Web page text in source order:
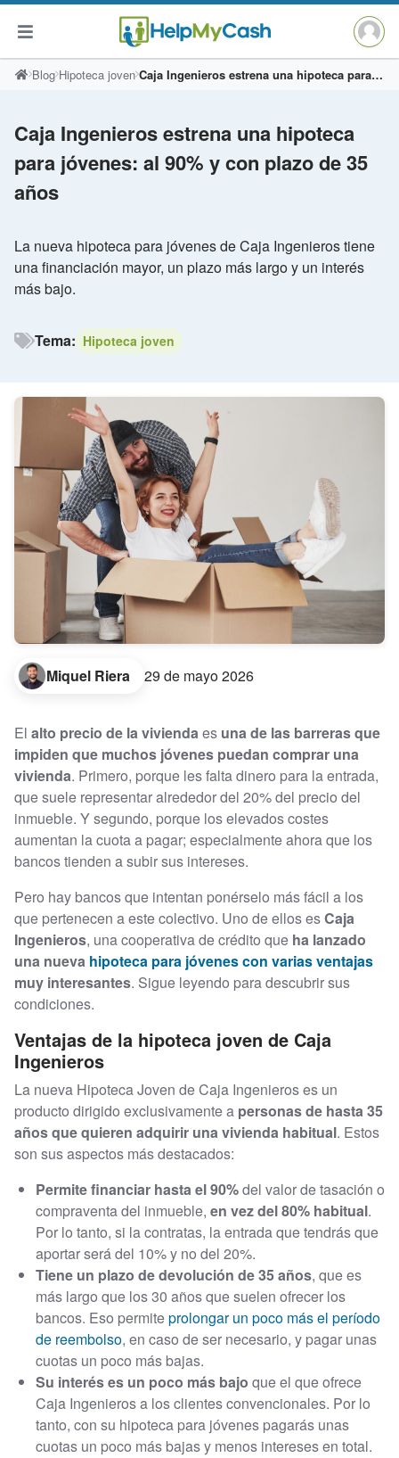
SaltarBlog Hipoteca joven Caja Ingenieros estrena una hipoteca para jóvenes: al 90% y con plazo de 35 años
Caja Ingenieros estrena una hipoteca
para jóvenes: al 90% y con plazo de 35
años
La nueva hipoteca para jóvenes de Caja Ingenieros tiene
una financiación mayor, un plazo más largo y un interés
más bajo.
Tema: Hipoteca joven
Miquel Riera 29 de mayo 2026
El alto precio de la viviendaes una de las barreras que
impiden que muchos jóvenes puedan comprar una
vivienda. Primero, porque les falta dinero para la entrada,
que suele representar alrededor del 20% del precio del
inmueble. Y segundo, porque los elevados costes
aumentan la cuota a pagar; especialmente ahora que los
bancos tienden a subir sus intereses.
Pero hay bancos que intentan ponérselo más fácil a los
que pertenecen a este colectivo. Uno de ellos esCaja
Ingenieros, una cooperativa de crédito que ha lanzado
una nueva hipoteca para jóvenes con varias ventajas
muy interesantes. Sigue leyendo para descubrir sus
condiciones.
Ventajas de la hipoteca joven de Caja
Ingenieros
La nueva Hipoteca Joven de Caja Ingenieros es un
producto dirigido exclusivamente a personas de hasta 35
años que quieren adquirir una vivienda habitual. Estos
son sus aspectos más destacados:
Permite financiar hasta el 90%del valor de tasación o
compraventa del inmueble, en vez del 80% habitual.
Por lo tanto, si la contratas, la entrada que tendrás que
aportar será del 10% y no del 20%.
Tiene un plazo de devolución de 35 años, que es
más largo que los 30 años que suelen ofrecer los
bancos. Eso permiteprolongar un poco más el período
de reembolso, en caso de ser necesario, y pagar unas
cuotas un poco más bajas.
Su interés es un poco más bajo que el que ofrece
Caja Ingenieros a los clientes convencionales. Por lo
tanto, con su hipoteca para jóvenes pagarás unas
cuotas un poco más bajas y menos intereses en total.